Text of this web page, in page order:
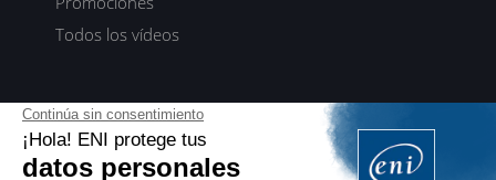
Todos los vídeos
ENI elearning
E-formaciones en 5 idiomas